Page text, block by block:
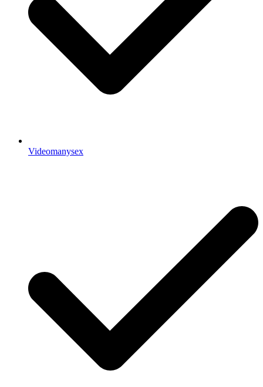
Videomanysex